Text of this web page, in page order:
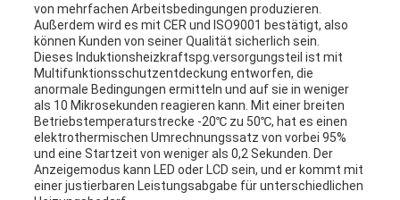
von mehrfachen Arbeitsbedingungen produzieren.
Außerdem wird es mit CER und ISO9001 bestätigt, also
können Kunden von seiner Qualität sicherlich sein.
Dieses Induktionsheizkraftspg.versorgungsteil ist mit
Multifunktionsschutzentdeckung entworfen, die
anormale Bedingungen ermitteln und auf sie in weniger
als 10 Mikrosekunden reagieren kann. Mit einer breiten
Betriebstemperaturstrecke -20℃ zu 50℃, hat es einen
elektrothermischen Umrechnungssatz von vorbei 95%
und eine Startzeit von weniger als 0,2 Sekunden. Der
Anzeigemodus kann LED oder LCD sein, und er kommt mit
einer justierbaren Leistungsabgabe für unterschiedlichen